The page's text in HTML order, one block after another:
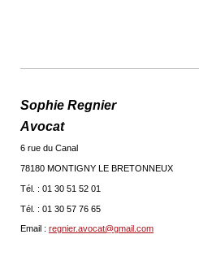
Sophie Regnier
Avocat
6 rue du Canal
78180 MONTIGNY LE BRETONNEUX
Tél. : 01 30 51 52 01
Tél. : 01 30 57 76 65
Email : regnier.avocat@gmail.com